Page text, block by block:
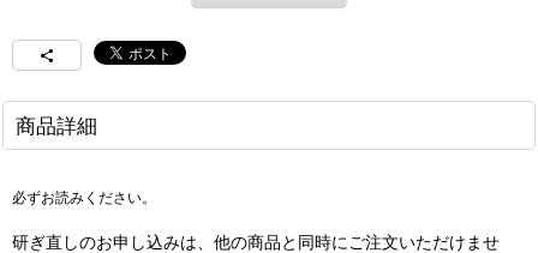
商品詳細
必ずお読みください。
研ぎ直しのお申し込みは、他の商品と同時にご注文いただけませ